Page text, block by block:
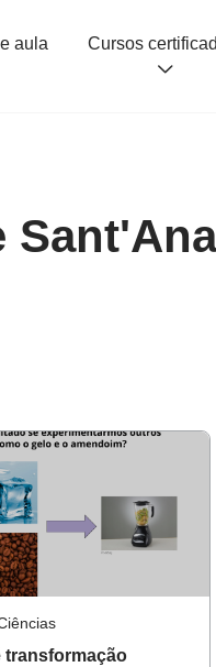
aula
transformação